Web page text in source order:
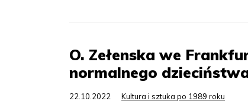
O. Zełenska we
normalnego
22.10.2022 Kultura i sztuka po 1989 roku